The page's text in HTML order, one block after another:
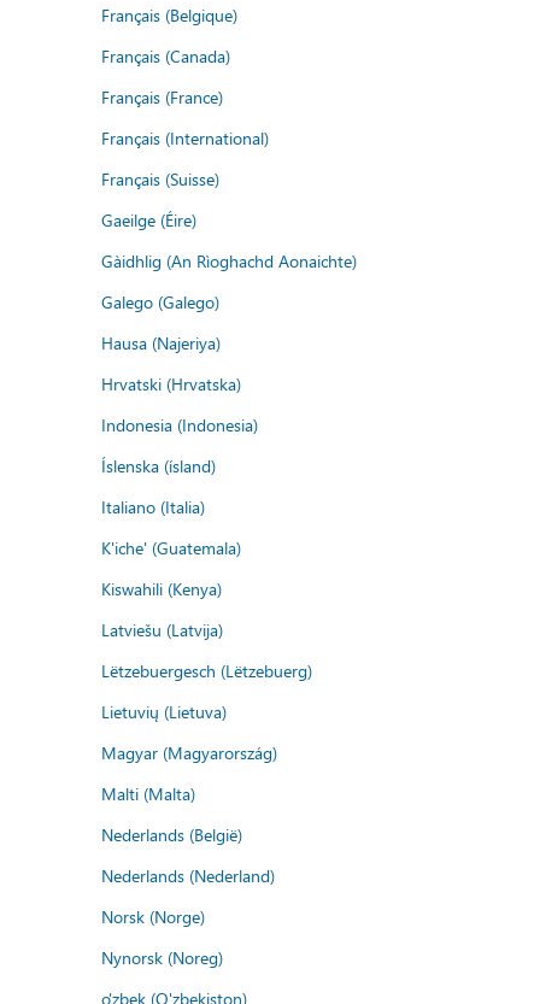
Français (Belgique)
Français (Canada)
Français (France)
Français (International)
Français (Suisse)
Gaeilge (Éire)
Gàidhlig (An Rìoghachd Aonaichte)
Galego (Galego)
Hausa (Najeriya)
Hrvatski (Hrvatska)
Indonesia (Indonesia)
Íslenska (ísland)
Italiano (Italia)
K'iche' (Guatemala)
Kiswahili (Kenya)
Latviešu (Latvija)
Lëtzebuergesch (Lëtzebuerg)
Lietuvių (Lietuva)
Magyar (Magyarország)
Malti (Malta)
Nederlands (België)
Nederlands (Nederland)
Norsk (Norge)
Nynorsk (Noreg)
o'zbek (O'zbekiston)